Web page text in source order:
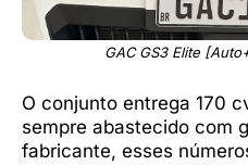
GAC GS3 Elite
O conjunto entrega 170
sempre abastecido com
fabricante, esses